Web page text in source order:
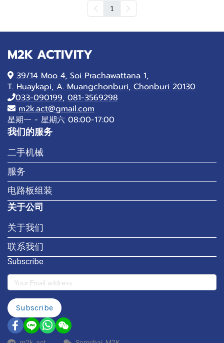
1
M2K ACTIVITY
39/14 Moo 4, Soi Prachawattana 1,
T. Huaykapi, A. Muangchonburi, Chonburi 20130
033-090199, 081-3569298
m2k.act@gmail.com
星期一 - 星期六 08:00-17:00
我们的服务
二手机械
服务
电路板组装
关于公司
关于我们
联系我们
Subscribe
Subscribe